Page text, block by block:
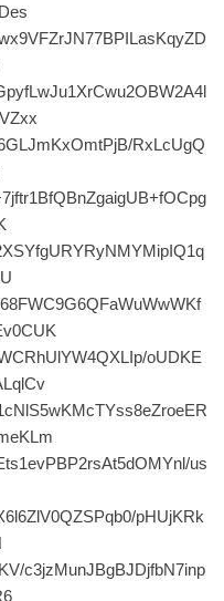
RxLcUgQ
oUDKE
us
pHUjKRk
c3jzMunJBgBJDjfbN7inp